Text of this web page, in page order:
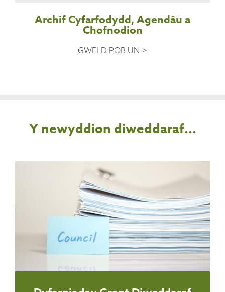
Archif Cyfarfodydd, Agendâu a
Chofnodion
GWELD POB UN >
Y newyddion diweddaraf...